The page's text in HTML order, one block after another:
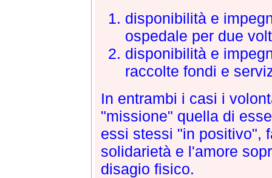
disponibilità e
ospedale per due
disponibilità e
raccolte fondi e
In entrambi i casi i
"missione" quella di
essi stessi "in positivo",
solidarietà e l'amore
disagio fisico.